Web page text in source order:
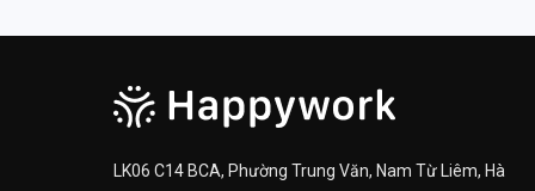
LK06 C14 BCA, Phường Trung Văn, Nam Từ Liêm, Hà